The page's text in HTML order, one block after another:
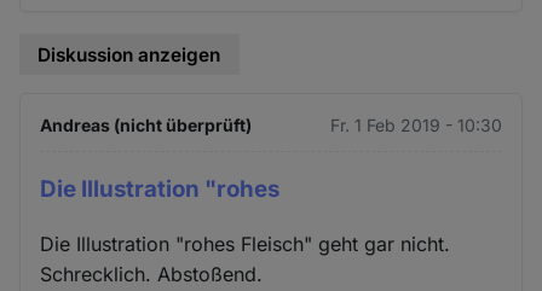
Diskussion anzeigen
Andreas (nicht überprüft) Fr. 1 Feb 2019 - 10:30
Die Illustration "rohes
Die Illustration "rohes Fleisch" geht gar nicht.
Schrecklich. Abstoßend.